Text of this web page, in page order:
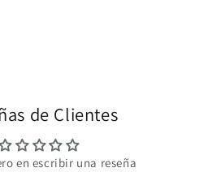
de Clientes
en escribir una reseña